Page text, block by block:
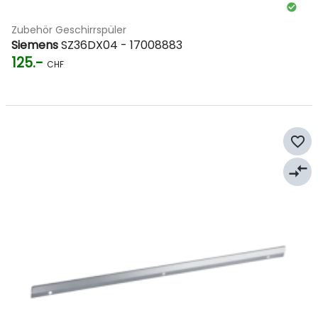
Zubehör Geschirrspüler
SiemensSZ36DX04 - 17008883
125.- CHF
favorite_border
compare_arrows